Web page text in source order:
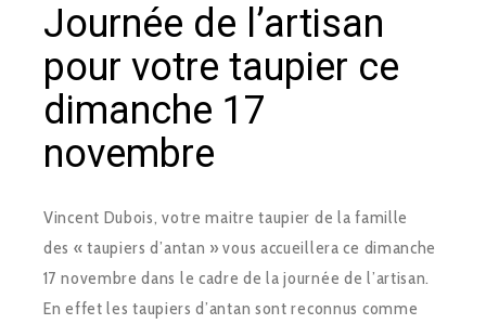
Journée de l’artisan
pour votre taupier ce
dimanche 17
novembre
Vincent Dubois, votre maitre taupier de la famille
des « taupiers d’antan » vous accueillera ce dimanche
17 novembre dans le cadre de la journée de l’artisan.
En effet les taupiers d’antan sont reconnus comme